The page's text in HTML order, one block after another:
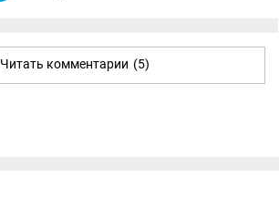
Читать комментарии (5)